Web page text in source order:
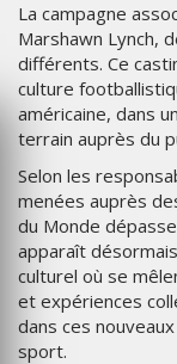
La campagne
Marshawn Lynch,
différents. Ce
culture
américaine, dans
terrain auprès du
Selon les
menées auprès
du Monde
apparaît
culturel où se
et expériences
dans ces
sport.